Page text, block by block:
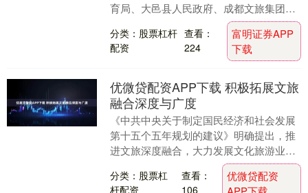
育局、大邑县人民政府、成都文旅集团联
合主办，工商银行成都分行、西岭雪山景
区共同承办的....
分类：股票杠杆
配资
查看：
224
富明证券APP
下载
优微贷配资APP下载 积极拓展文旅
融合深度与广度
《中共中央关于制定国民经济和社会发展
第十五个五年规划的建议》明确提出，推
进文旅深度融合，大力发展文化旅游业，
以文化赋能经济社会发展。文化旅游业作
为关联度强、带动....
分类：股票杠
杆配资
查看：
106
优微贷配资